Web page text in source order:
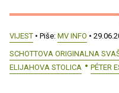
VIJEST • Piše: MV INFO •
SCHOTTOVA ORIGINALNA
ELIJAHOVA STOLICA
PÉTER